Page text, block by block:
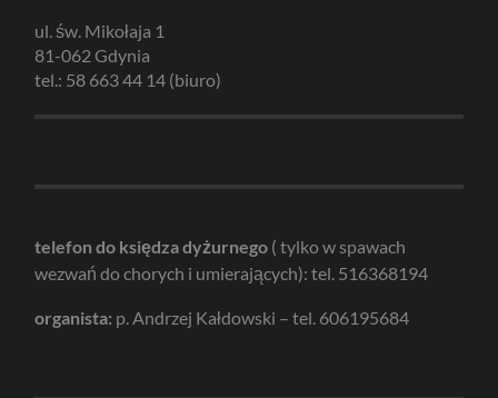
ul. św. Mikołaja 1
81-062 Gdynia
tel.: 58 663 44 14 (biuro)
telefon do księdza dyżurnego ( tylko w spawach
wezwań do chorych i umierających): tel. 516368194
organista: p. Andrzej Kałdowski – tel. 606195684